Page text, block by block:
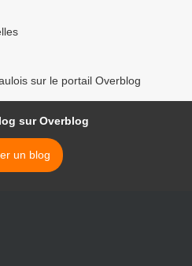
sur le portail Overblog
sur Overblog
un blog